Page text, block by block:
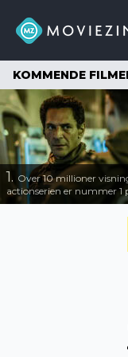
KOMMENDE
1. Over 10 millioner
actionserien er nummer 1